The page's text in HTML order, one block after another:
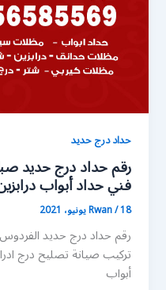
حداد درج حديد
فني حداد أبواب
Rwan/18 يونيو، 2021
رقم حداد درج حديد
تركيب صيانة تصليح درج
أبواب